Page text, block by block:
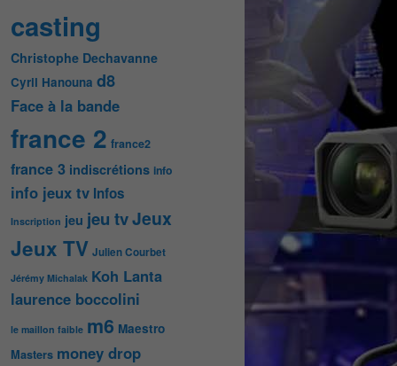
casting
Christophe Dechavanne
Cyril Hanouna d8
Face à la bande
france 2 france2
france 3 indiscrétions info
info jeux tv Infos
Inscription jeu jeu tvJeux
Jeux TV Julien Courbet
Jérémy Michalak Koh Lanta
laurence boccolini
le maillon faible m6 Maestro
Masters money drop